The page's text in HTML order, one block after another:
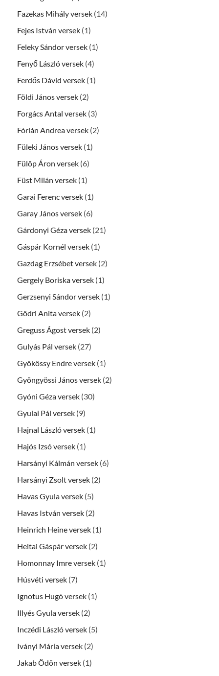
Fazekas Mihály versek (14)
Fejes István versek (1)
Feleky Sándor versek (1)
Fenyő László versek (4)
Ferdős Dávid versek (1)
Földi János versek (2)
Forgács Antal versek (3)
Fórián Andrea versek (2)
Füleki János versek (1)
Fülöp Áron versek (6)
Füst Milán versek (1)
Garai Ferenc versek (1)
Garay János versek (6)
Gárdonyi Géza versek (21)
Gáspár Kornél versek (1)
Gazdag Erzsébet versek (2)
Gergely Boriska versek (1)
Gerzsenyi Sándor versek (1)
Gödri Anita versek (2)
Greguss Ágost versek (2)
Gulyás Pál versek (27)
Gyökössy Endre versek (1)
Gyöngyössi János versek (2)
Gyóni Géza versek (30)
Gyulai Pál versek (9)
Hajnal László versek (1)
Hajós Izsó versek (1)
Harsányi Kálmán versek (6)
Harsányi Zsolt versek (2)
Havas Gyula versek (5)
Havas István versek (2)
Heinrich Heine versek (1)
Heltai Gáspár versek (2)
Homonnay Imre versek (1)
Húsvéti versek (7)
Ignotus Hugó versek (1)
Illyés Gyula versek (2)
Inczédi László versek (5)
Iványi Mária versek (2)
Jakab Ödön versek (1)